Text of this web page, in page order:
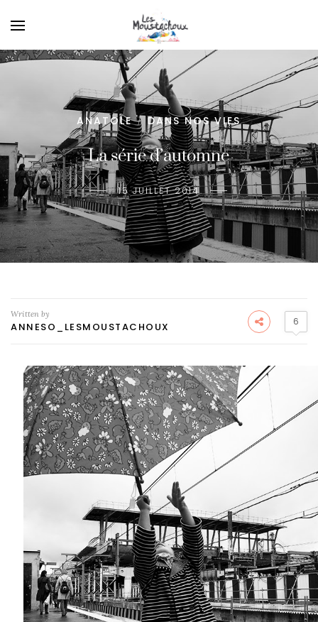
ANATOLE / DANS NOS VIES
La série d’automne
15 JUILLET 2014
Written by
ANNESO_LESMOUSTACHOUX 6